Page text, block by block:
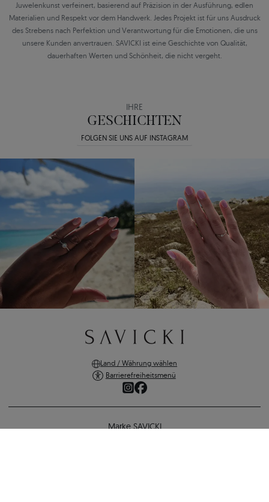
Juwelenkunst verfeinert, basierend auf Präzision in der Ausführung, edlen
Materialien und Respekt vor dem Handwerk. Jedes Projekt ist für uns Ausdruck
des Strebens nach Perfektion und Verantwortung für die Emotionen, die uns
unsere Kunden anvertrauen. SAVICKI ist eine Geschichte von Qualität,
dauerhaften Werten und Schönheit, die nicht vergeht.
IHRE
GESCHICHTEN
FOLGEN SIE UNS AUF INSTAGRAM
Land / Währung wählen
Barrierefreiheitsmenü
Marke SAVICKI